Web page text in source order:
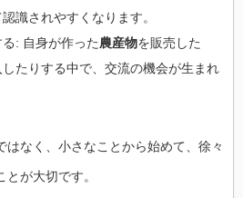
識されやすくなります。
: 自身が作った農産物を販売した
したりする中で、交流の機会が生まれ
はなく、小さなことから始めて、徐々
が大切です。